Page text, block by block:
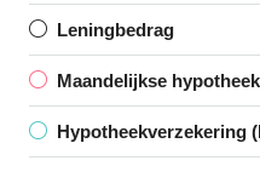
Leningbedrag
Maandelijkse
Hypotheekverzekering